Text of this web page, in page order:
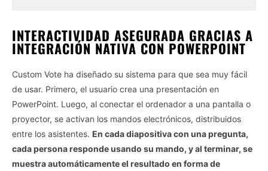
INTERACTIVIDAD ASEGURADA GRACIAS A
INTEGRACIÓN NATIVA CON POWERPOINT
Custom Vote ha diseñado su sistema para que sea muy fácil
de usar. Primero, el usuario crea una presentación en
PowerPoint. Luego, al conectar el ordenador a una pantalla o
proyector, se activan los mandos electrónicos, distribuidos
entre los asistentes. En cada diapositiva con una pregunta,
cada persona responde usando su mando, y al terminar, se
muestra automáticamente el resultado en forma de